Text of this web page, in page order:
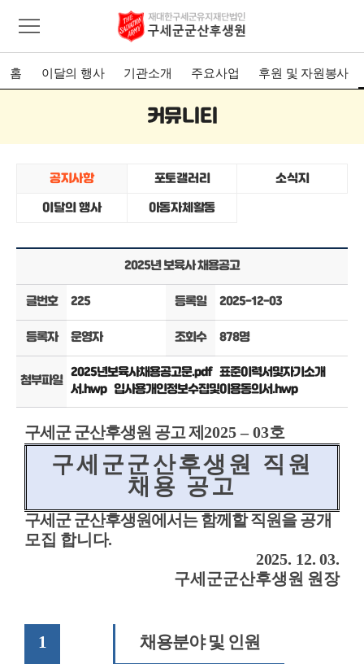
홈 이달의 행사 기관소개 주요사업 후원 및 자원봉사
커뮤니티
공지사항 포토갤러리
소식지
이달의 행사
아동자체활동
2025년 보육사 채용공고
글번호
225 등록일
2025-12-03
등록자
운영자 조회수 878명
첨부파일 2025년보육사채용공고문.pdf 표준이력서및자기소개
서.hwp 입사용개인정보수집및이용동의서.hwp
구세군 군산후생원 공고 제 2025–03호
구세군군산후생원 직원
채용 공고
구세군 군산후생원에서는 함께할 직원을공개
모집 합니다.
2025. 12. 03.
구세군군산후생원 원장
1 채용분야 및 인원